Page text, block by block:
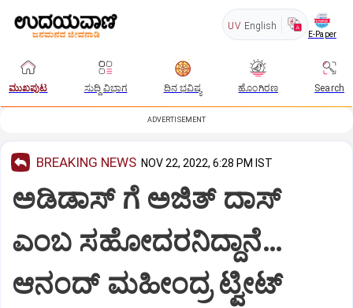
UV English
E-Paper
ಮುಖಪುಟ ಸುದ್ದಿ ವಿಭಾಗ ದಿನ ಭವಿಷ್ಯ ಹೊಂಗಿರಣ Search
ADVERTISEMENT
BREAKING NEWS NOV 22, 2022, 6:28 PM IST
ಅಡಿಡಾಸ್ ಗೆ ಅಜಿತ್ ದಾಸ್
ಎಂಬ ಸಹೋದರನಿದ್ದಾನೆ…
ಆನಂದ್ ಮಹೀಂದ್ರ ಟ್ವೀಟ್